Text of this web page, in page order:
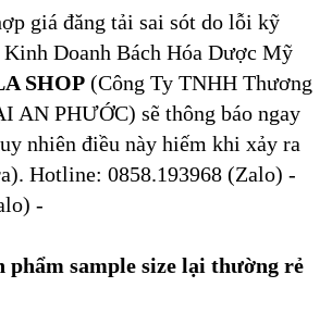
giá đăng tải sai sót do lỗi kỹ
Kinh Doanh Bách Hóa Dược Mỹ
SHOP (Công Ty TNHH Thương
AN PHƯỚC) sẽ thông báo ngay
nhiên điều này hiếm khi xảy ra
Hotline: 0858.193968 (Zalo) -
-
phẩm sample size lại thường rẻ